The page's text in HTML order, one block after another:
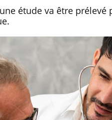
étude va être